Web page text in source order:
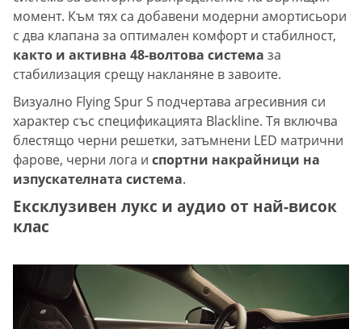
момент. Към тях са добавени модерни амортисьори
с два клапана за оптимален комфорт и стабилност,
както и активна 48-волтова система за
стабилизация срещу накланяне в завоите.
Визуално Flying Spur S подчертава агресивния си
характер със спецификацията Blackline. Тя включва
блестящо черни решетки, затъмнени LED матрични
фарове, черни лога и спортни накрайници на
изпускателната система.
Ексклузивен лукс и аудио от най-висок
клас